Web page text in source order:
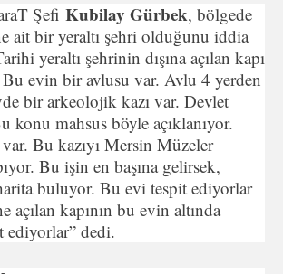
Şefi Kubilay Gürbek, bölgede
ait bir yeraltı şehri olduğunu iddia
yeraltı şehrinin dışına açılan kapı
evin bir avlusu var. Avlu 4 yerden
bir arkeolojik kazı var. Devlet
konu mahsus böyle açıklanıyor.
Bu kazıyı Mersin Müzeler
Bu işin en başına gelirsek,
buluyor. Bu evi tespit ediyorlar
açılan kapının bu evin altında
dedi.